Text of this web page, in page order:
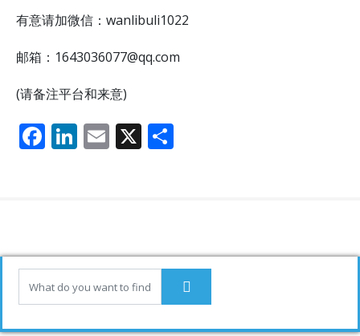
有意请加微信：wanlibuli1022
邮箱：1643036077@qq.com
(请备注平台和来意)
F
o
k
Li
n
E X